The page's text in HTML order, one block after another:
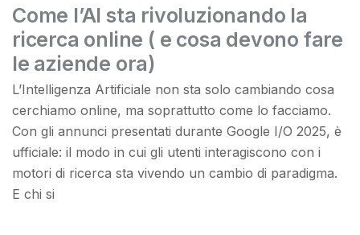
Come l’AI sta rivoluzionando la
ricerca online ( e cosa devono fare
le aziende ora)
L’Intelligenza Artificiale non sta solo cambiando cosa
cerchiamo online, ma soprattutto come lo facciamo.
Con gli annunci presentati durante Google I/O 2025, è
ufficiale: il modo in cui gli utenti interagiscono con i
motori di ricerca sta vivendo un cambio di paradigma.
E chi si